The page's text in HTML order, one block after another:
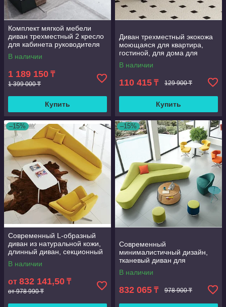
Комплект мягкой мебели
диван трехместный 2 кресло
для кабинета руководителя
В наличии
1 189 150 ₸
1 399 000 ₸
Купить
Диван трехместный экокожа
моющаяся для квартира,
гостиной, для дома для
офиса, Парикмахерская,
двухместный диван с тремя
В наличии
110 415 ₸ 129 900 ₸
Купить
–15%
Современный L-образный
диван из натуральной кожи,
длинный диван, секционный
диван для гостиной или
виллы, мебель
В наличии
от 832 141,50 ₸
от 978 990 ₸
–15%
Современный
минималистичный дизайн,
тканевый диван для
прихожей, гостиной, угловой
диван I-образной формы,
диван для вестибюля
В наличии
832 065 ₸ 978 900 ₸